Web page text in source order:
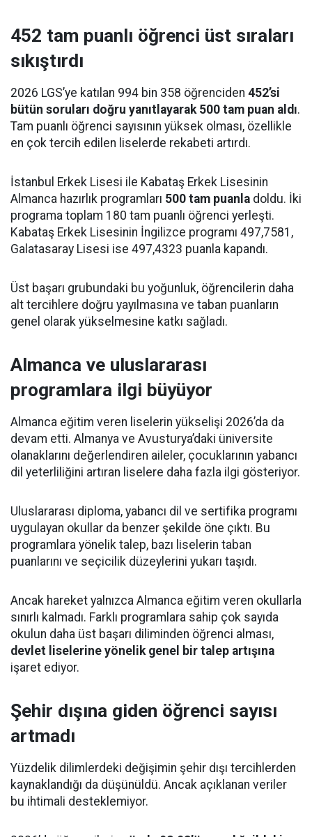
452 tam puanlı öğrenci üst sıraları
sıkıştırdı
2026 LGS’ye katılan 994 bin 358 öğrenciden 452’si
bütün soruları doğru yanıtlayarak 500 tam puan aldı.
Tam puanlı öğrenci sayısının yüksek olması, özellikle
en çok tercih edilen liselerde rekabeti artırdı.
İstanbul Erkek Lisesi ile Kabataş Erkek Lisesinin
Almanca hazırlık programları 500 tam puanla doldu. İki
programa toplam 180 tam puanlı öğrenci yerleşti.
Kabataş Erkek Lisesinin İngilizce programı 497,7581,
Galatasaray Lisesi ise 497,4323 puanla kapandı.
Üst başarı grubundaki bu yoğunluk, öğrencilerin daha
alt tercihlere doğru yayılmasına ve taban puanların
genel olarak yükselmesine katkı sağladı.
Almanca ve uluslararası
programlara ilgi büyüyor
Almanca eğitim veren liselerin yükselişi 2026’da da
devam etti. Almanya ve Avusturya’daki üniversite
olanaklarını değerlendiren aileler, çocuklarının yabancı
dil yeterliliğini artıran liselere daha fazla ilgi gösteriyor.
Uluslararası diploma, yabancı dil ve sertifika programı
uygulayan okullar da benzer şekilde öne çıktı. Bu
programlara yönelik talep, bazı liselerin taban
puanlarını ve seçicilik düzeylerini yukarı taşıdı.
Ancak hareket yalnızca Almanca eğitim veren okullarla
sınırlı kalmadı. Farklı programlara sahip çok sayıda
okulun daha üst başarı diliminden öğrenci alması,
devlet liselerine yönelik genel bir talep artışına
işaret ediyor.
Şehir dışına giden öğrenci sayısı
artmadı
Yüzdelik dilimlerdeki değişimin şehir dışı tercihlerden
kaynaklandığı da düşünüldü. Ancak açıklanan veriler
bu ihtimali desteklemiyor.